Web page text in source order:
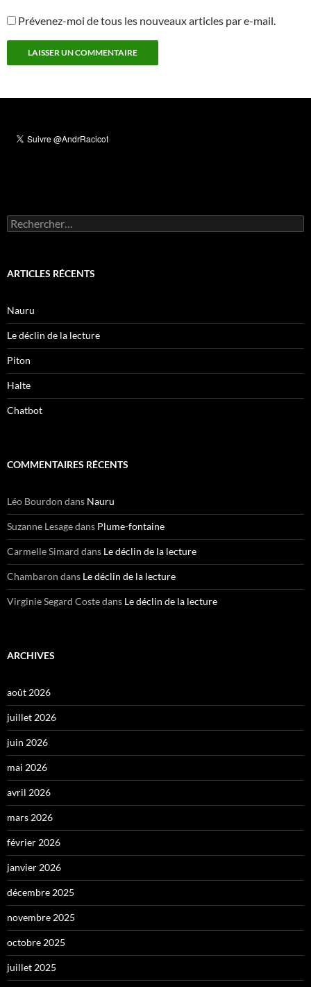
Prévenez-moi de tous les nouveaux articles par e-mail.
Rechercher :
ARTICLES RÉCENTS
Nauru
Le déclin de la lecture
Piton
Halte
Chatbot
COMMENTAIRES RÉCENTS
Léo Bourdon dans Nauru
Suzanne Lesagedans Plume-fontaine
Carmelle Simard dans Le déclin de la lecture
Chambaron dans Le déclin de la lecture
Virginie Segard Costedans Le déclin de la lecture
ARCHIVES
août 2026
juillet 2026
juin 2026
mai 2026
avril 2026
mars 2026
février 2026
janvier 2026
décembre 2025
novembre 2025
octobre 2025
juillet 2025